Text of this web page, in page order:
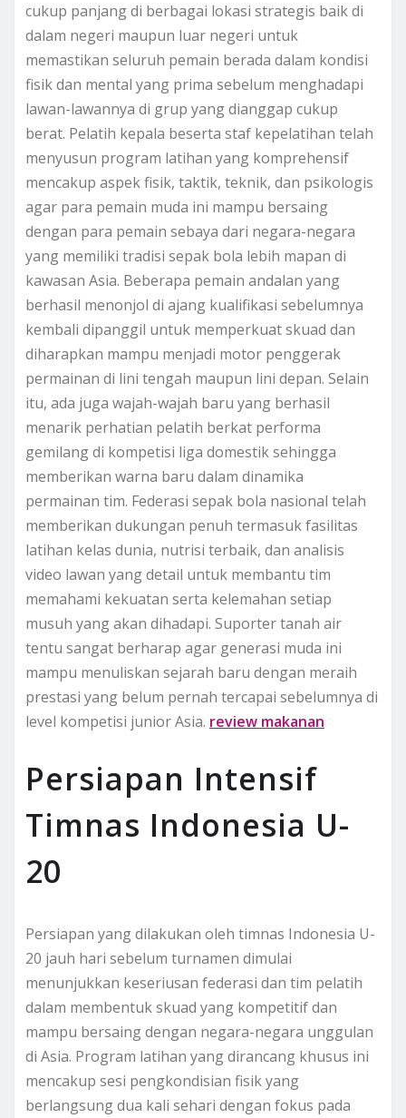
cukup panjang di berbagai lokasi strategis baik di
dalam negeri maupun luar negeri untuk
memastikan seluruh pemain berada dalam kondisi
fisik dan mental yang prima sebelum menghadapi
lawan-lawannya di grup yang dianggap cukup
berat. Pelatih kepala beserta staf kepelatihan telah
menyusun program latihan yang komprehensif
mencakup aspek fisik, taktik, teknik, dan psikologis
agar para pemain muda ini mampu bersaing
dengan para pemain sebaya dari negara-negara
yang memiliki tradisi sepak bola lebih mapan di
kawasan Asia. Beberapa pemain andalan yang
berhasil menonjol di ajang kualifikasi sebelumnya
kembali dipanggil untuk memperkuat skuad dan
diharapkan mampu menjadi motor penggerak
permainan di lini tengah maupun lini depan. Selain
itu, ada juga wajah-wajah baru yang berhasil
menarik perhatian pelatih berkat performa
gemilang di kompetisi liga domestik sehingga
memberikan warna baru dalam dinamika
permainan tim. Federasi sepak bola nasional telah
memberikan dukungan penuh termasuk fasilitas
latihan kelas dunia, nutrisi terbaik, dan analisis
video lawan yang detail untuk membantu tim
memahami kekuatan serta kelemahan setiap
musuh yang akan dihadapi. Suporter tanah air
tentu sangat berharap agar generasi muda ini
mampu menuliskan sejarah baru dengan meraih
prestasi yang belum pernah tercapai sebelumnya di
level kompetisi junior Asia. review makanan
Persiapan Intensif
Timnas Indonesia U-
20
Persiapan yang dilakukan oleh timnas Indonesia U-
20 jauh hari sebelum turnamen dimulai
menunjukkan keseriusan federasi dan tim pelatih
dalam membentuk skuad yang kompetitif dan
mampu bersaing dengan negara-negara unggulan
di Asia. Program latihan yang dirancang khusus ini
mencakup sesi pengkondisian fisik yang
berlangsung dua kali sehari dengan fokus pada